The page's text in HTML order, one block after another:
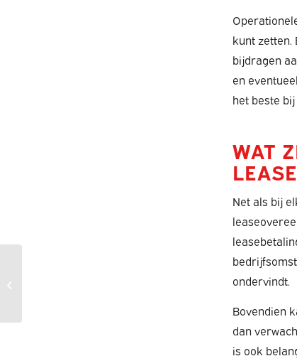
kunt zetten.
bijdragen
en
het beste
WAT
Net als bij
ondervindt.
Bovendien
dan
is ook